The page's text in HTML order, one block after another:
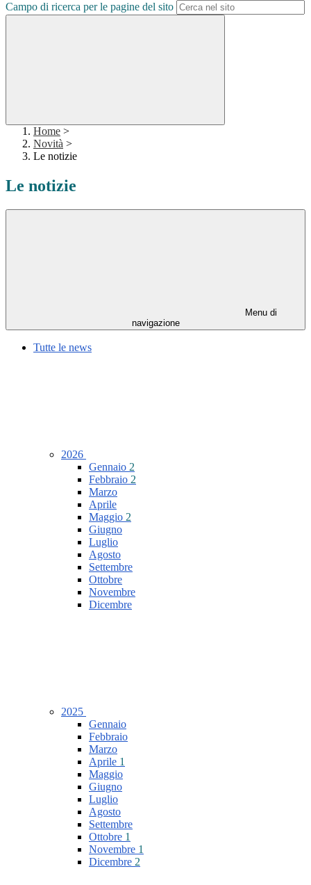
Campo di ricerca per le pagine del sito
Home >
Novità >
Le notizie
Le notizie
Menu di
navigazione
Tutte le news
2026
Gennaio 2
Febbraio 2
Marzo
Aprile
Maggio 2
Giugno
Luglio
Agosto
Settembre
Ottobre
Novembre
Dicembre
2025
Gennaio
Febbraio
Marzo
Aprile 1
Maggio
Giugno
Luglio
Agosto
Settembre
Ottobre 1
Novembre 1
Dicembre 2